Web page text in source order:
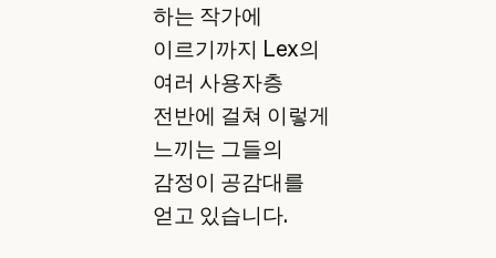
하는 작가에
이르기까지 Lex의
여러 사용자층
전반에 걸쳐 이렇게
느끼는 그들의
감정이 공감대를
얻고 있습니다.